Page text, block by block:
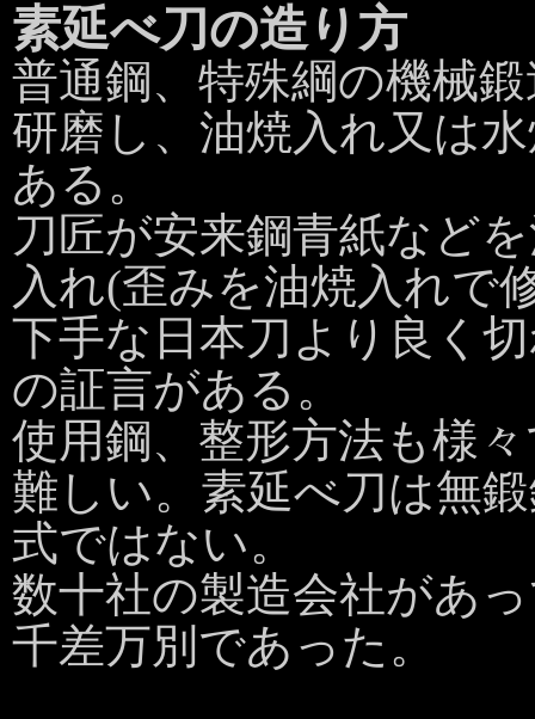
素延べ刀の造り方
普通鋼、特殊綱の機械
研磨し、油焼入れ又は
ある。
刀匠が安来鋼青紙など
入れ(歪みを油焼入れで
下手な日本刀より良く
の証言がある。
使用鋼、整形方法も様
難しい。素延べ刀は無
式ではない。
数十社の製造会社があ
千差万別であった。